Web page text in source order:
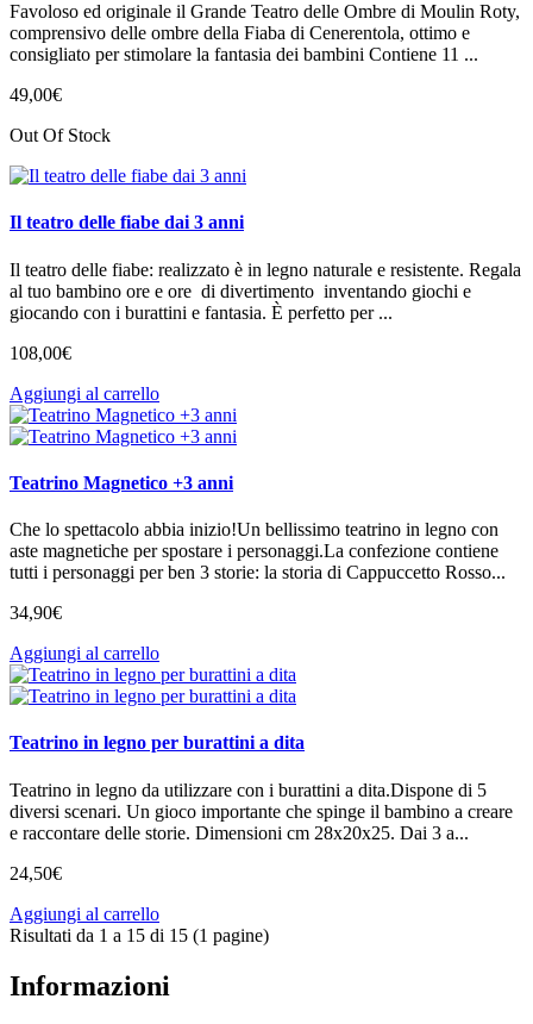
Favoloso ed originale il Grande Teatro delle Ombre di Moulin Roty,
comprensivo delle ombre della Fiaba di Cenerentola, ottimo e
consigliato per stimolare la fantasia dei bambini Contiene 11 ...
49,00€
Out Of Stock
Il teatro delle fiabe dai 3 anni
Il teatro delle fiabe: realizzato è in legno naturale e resistente. Regala
al tuo bambino ore e ore di divertimento inventando giochi e
giocando con i burattini e fantasia. È perfetto per ...
108,00€
Aggiungi al carrello
Teatrino Magnetico +3 anni
Che lo spettacolo abbia inizio!Un bellissimo teatrino in legno con
aste magnetiche per spostare i personaggi.La confezione contiene
tutti i personaggi per ben 3 storie: la storia di Cappuccetto Rosso...
34,90€
Aggiungi al carrello
Teatrino in legno per burattini a dita
Teatrino in legno da utilizzare con i burattini a dita.Dispone di 5
diversi scenari. Un gioco importante che spinge il bambino a creare
e raccontare delle storie. Dimensioni cm 28x20x25. Dai 3 a...
24,50€
Aggiungi al carrello
Risultati da 1 a 15 di 15 (1 pagine)
Informazioni